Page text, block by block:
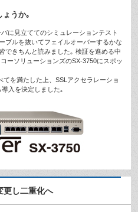
うか｡
に見立ててのシミュレーションテスト
ブルを抜いてフェイルオーバーするかな
できちんと読みました｡ 検証を進める中
ーソリューションズのSX-3750にスポッ
を満たした上、SSLアクセラレーショ
入を決定しました｡
更し二重化へ